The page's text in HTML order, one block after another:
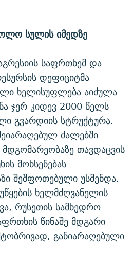
სულის იმედზე
საფრთხემ და
დეფიციტმა
ხელისუფლება აიძულა
ჯერ კიდევ 2000 წელს
გვარდიის სტრუქტურა.
ძალებში
თავდაცვის
მოხსენებას
შეშფოთებული უსმენდა.
ხელმძღვანელის
რუსეთის სამხედრო
წინაშე მდგარი
განიარაღებული